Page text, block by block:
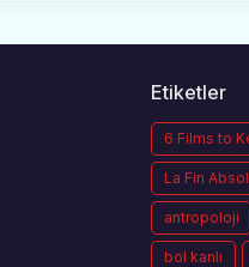
Etiketler
6 Films to
La Fin
antropoloji
bol kanlı